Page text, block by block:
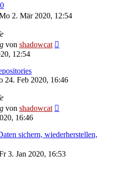
2. Mär 2020, 12:54
von shadowcat
12:54
24. Feb 2020, 16:46
von shadowcat
16:46
sichern, wiederherstellen,
3. Jan 2020, 16:53